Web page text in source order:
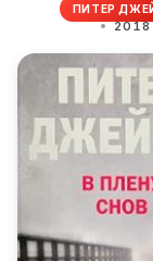
ПИТЕР
2018